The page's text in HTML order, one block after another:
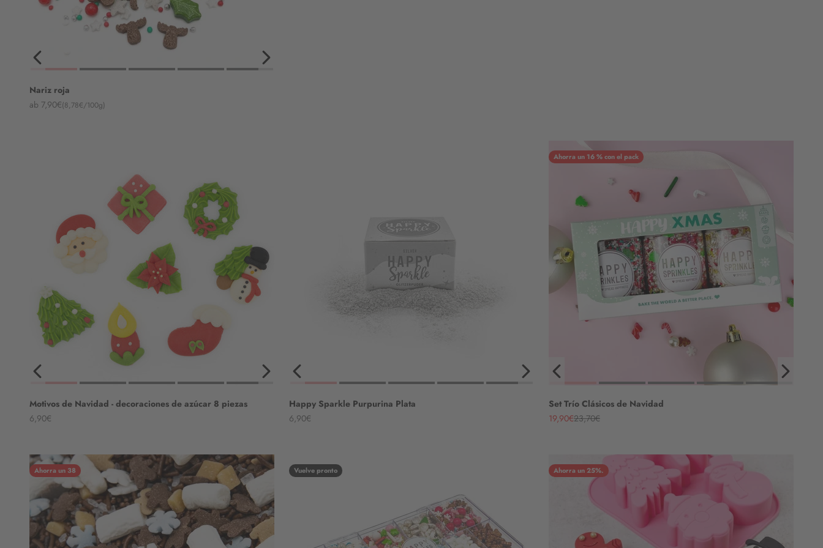
Nariz roja
Angebot
ab 7,90€(8,78€/100g)
Motivos de Navidad - decoraciones de azúcar 8 piezas
Angebot
6,90€
Happy Sparkle Purpurina Plata
Angebot
6,90€
Ahorra un 16 % con el pack
Set Trío Clásicos de Navidad
Angebot
19,90€Regulärer Preis
23,70€
Ahorra un 38 Vuelve pronto Ahorra un 25%.